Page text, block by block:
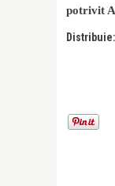
potrivit
Distribuie: